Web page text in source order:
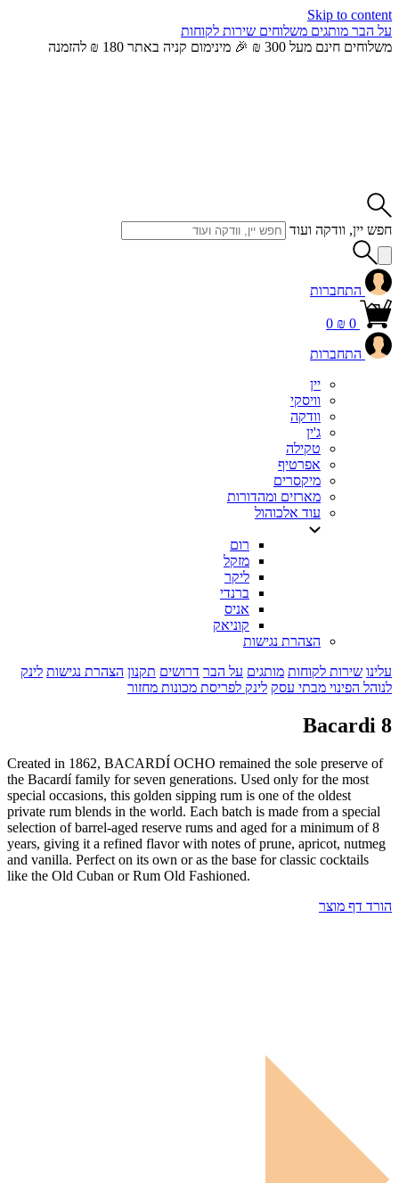
Skip to content
על הבר מותגים משלוחים שירות לקוחות
משלוחים חינם מעל 300 ₪ 🎉 מינימום קניה באתר 180 ₪ להזמנה
חפש יין, וודקה ועוד
התחברות
0
0 ₪
התחברות
יין
וויסקי
וודקה
ג'ין
טקילה
אפרטיף
מיקסרים
מארזים ומהדורות
עוד אלכוהול
רום
מזקל
ליקר
ברנדי
אניס
קוניאק
הצהרת נגישות
עלינו שירות לקוחות מותגים על הבר דרושים תקנון הצהרת נגישות לינק
לנוהל הפינוי מבתי עסק לינק לפריסת מכונות מחזור
Bacardi 8
Created in 1862, BACARDÍ OCHO remained the sole preserve of
the Bacardí family for seven generations. Used only for the most
special occasions, this golden sipping rum is one of the oldest
private rum blends in the world. Each batch is made from a special
selection of barrel-aged reserve rums and aged for a minimum of 8
years, giving it a refined flavor with notes of prune, apricot, nutmeg
and vanilla. Perfect on its own or as the base for classic cocktails
like the Old Cuban or Rum Old Fashioned.
הורד דף מוצר